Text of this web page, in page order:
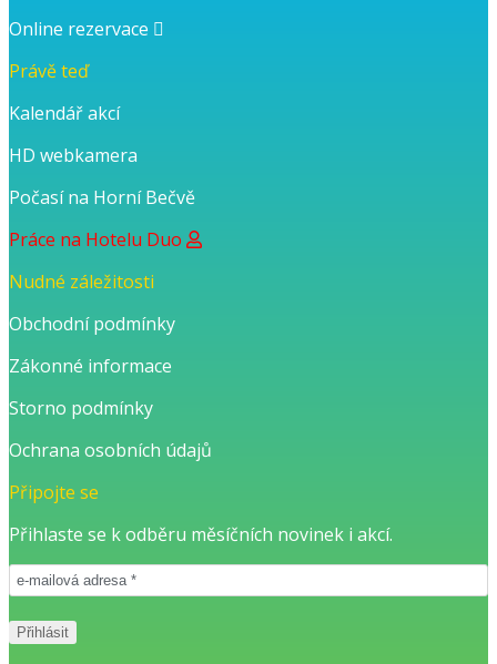
Online rezervace
Právě teď
Kalendář akcí
HD webkamera
Počasí na Horní Bečvě
Práce na Hotelu Duo
Nudné záležitosti
Obchodní podmínky
Zákonné informace
Storno podmínky
Ochrana osobních údajů
Připojte se
Přihlaste se k odběru měsíčních novinek i akcí.